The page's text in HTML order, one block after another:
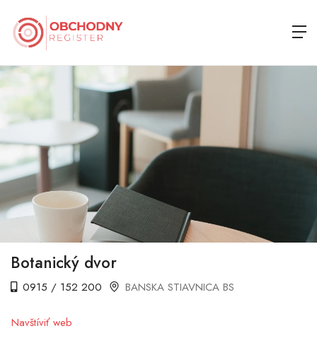
Botanický dvor
0915 / 152 200 BANSKA STIAVNICA BS
Navštíviť web